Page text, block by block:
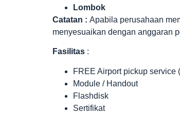
Lombok
Catatan : Apabila perusahaan
menyesuaikan dengan anggaran
Fasilitas :
FREE Airport pickup service
Module / Handout
Flashdisk
Sertifikat